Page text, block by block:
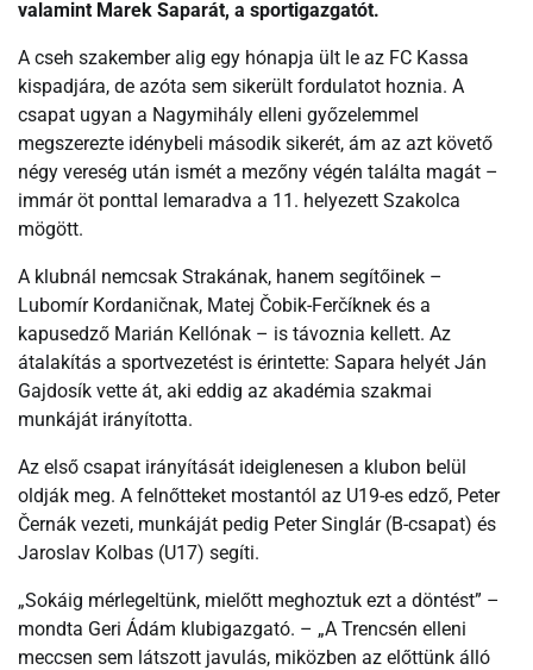
valamint Marek Saparát, a sportigazgatót.
A cseh szakember alig egy hónapja ült le az FC Kassa
kispadjára, de azóta sem sikerült fordulatot hoznia. A
csapat ugyan a Nagymihály elleni győzelemmel
megszerezte idénybeli második sikerét, ám az azt követő
négy vereség után ismét a mezőny végén találta magát –
immár öt ponttal lemaradva a 11. helyezett Szakolca
mögött.
A klubnál nemcsak Strakának, hanem segítőinek –
Lubomír Kordaničnak, Matej Čobik-Ferčíknek és a
kapusedző Marián Kellónak – is távoznia kellett. Az
átalakítás a sportvezetést is érintette: Sapara helyét Ján
Gajdosík vette át, aki eddig az akadémia szakmai
munkáját irányította.
Az első csapat irányítását ideiglenesen a klubon belül
oldják meg. A felnőtteket mostantól az U19-es edző, Peter
Černák vezeti, munkáját pedig Peter Singlár (B-csapat) és
Jaroslav Kolbas (U17) segíti.
„Sokáig mérlegeltünk, mielőtt meghoztuk ezt a döntést” –
mondta Geri Ádám klubigazgató. – „A Trencsén elleni
meccsen sem látszott javulás, miközben az előttünk álló